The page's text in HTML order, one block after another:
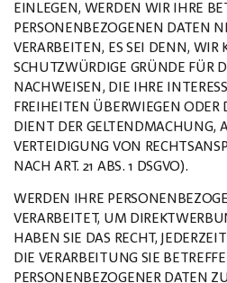
EINLEGEN, WERDEN WIR IHRE
PERSONENBEZOGENEN DATEN
VERARBEITEN, ES SEI DENN,
SCHUTZWÜRDIGE GRÜNDE FÜR
NACHWEISEN, DIE IHRE
FREIHEITEN ÜBERWIEGEN ODER
DIENT DER GELTENDMACHUNG,
VERTEIDIGUNG VON
NACH ART. 21 ABS. 1 DSGVO).
WERDEN IHRE
VERARBEITET, UM
HABEN SIE DAS RECHT,
DIE VERARBEITUNG SIE
PERSONENBEZOGENER DATEN